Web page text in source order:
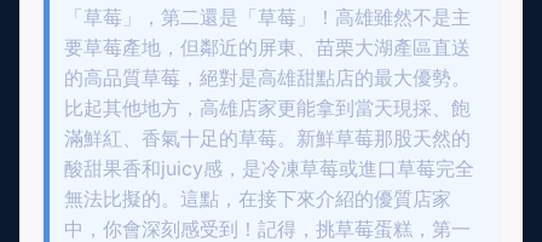
「草莓」，第二還是「草莓」！高雄雖然不是主
要草莓產地，但鄰近的屏東、苗栗大湖產區直送
的高品質草莓，絕對是高雄甜點店的最大優勢。
比起其他地方，高雄店家更能拿到當天現採、飽
滿鮮紅、香氣十足的草莓。新鮮草莓那股天然的
酸甜果香和juicy感，是冷凍草莓或進口草莓完全
無法比擬的。這點，在接下來介紹的優質店家
中，你會深刻感受到！記得，挑草莓蛋糕，第一